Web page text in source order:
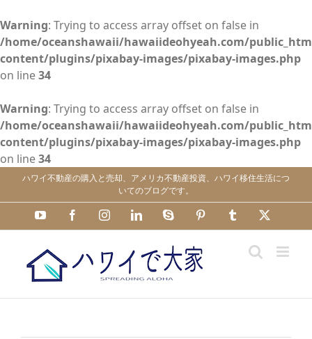
Warning: Trying to access array offset on false in
/home/oceanshawaii/hawaiideohyeah.com/
content/plugins/pixabay-images/pixabay-images.php
on line34
Warning: Trying to access array offset on false in
/home/oceanshawaii/hawaiideohyeah.com/
content/plugins/pixabay-images/pixabay-images.php
on line34
content
ハワイ不動産の購入と売却、アメリカ不動産投資、ハワイ移住生活につ
いてのブログです。
YouTube FacebookInstagramLinkedInSkype Pinterest Tumblr